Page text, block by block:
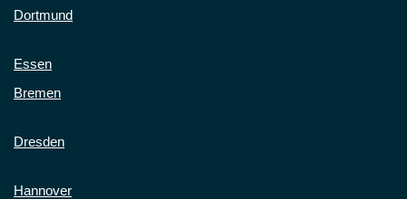
Dortmund
Essen
Bremen
Dresden
Hannover